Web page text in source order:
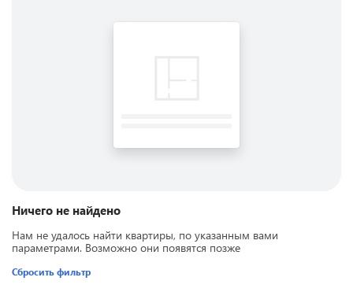
Ничего не найдено
Нам не удалось найти квартиры, по указанным вами
параметрами. Возможно они появятся позже
Сбросить фильтр